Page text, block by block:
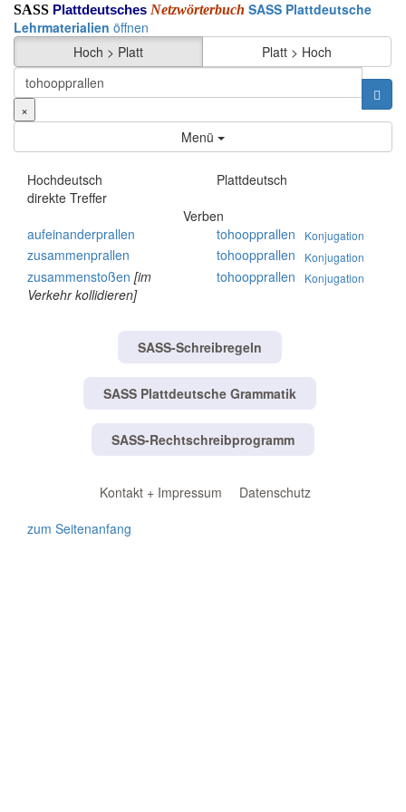
SASS Plattdeutsches Netzwörterbuch SASS Plattdeutsche
Lehrmaterialien öffnen
Hoch > Platt
Platt > Hoch
×
Menü
Hochdeutsch
Plattdeutsch
direkte Treffer
Verben
aufeinanderprallen
tohoopprallen Konjugation
zusammenprallen tohoopprallen Konjugation
zusammenstoßen [im
Verkehr kollidieren]
tohoopprallen Konjugation
SASS-Schreibregeln
SASS Plattdeutsche Grammatik
SASS-Rechtschreibprogramm
Kontakt + Impressum
Datenschutz
zum Seitenanfang